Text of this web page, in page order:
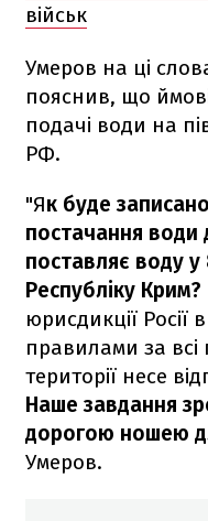
військ
Умеров на ці
пояснив, що
подачі води на
РФ.
"Як буде
постачання води
поставляє воду
Республіку Крим?
юрисдикції
правилами за
території несе
Наше завдання
дорогою ношею
Умеров.